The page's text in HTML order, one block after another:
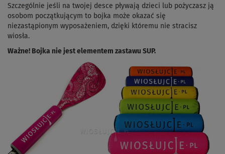
Szczególnie jeśli na twojej desce pływają dzieci lub pożyczasz ją
osobom początkującym to bojka może okazać się
niezastąpionym wyposażeniem, dzięki któremu nie stracisz
wiosła.
Ważne! Bojka nie jest elementem zastawu SUP.